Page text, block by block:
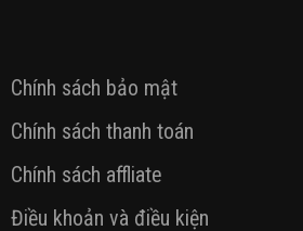
Chính sách bảo mật
Chính sách thanh toán
Chính sách affliate
Điều khoản và điều kiện